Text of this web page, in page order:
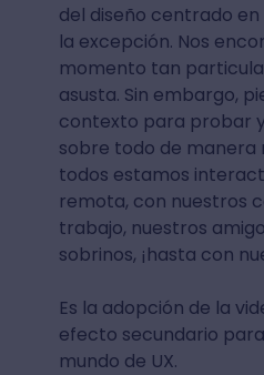
del diseño centrado
la excepción. Nos
momento tan
asusta. Sin embargo,
contexto para probar
sobre todo de manera
todos estamos
remota, con nuestros
trabajo, nuestros
sobrinos, ¡hasta con
Es la adopción de la
efecto secundario
mundo de UX.